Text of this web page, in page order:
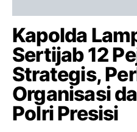
Kapolda
Sertijab 12
Strategis,
Organisasi
Polri Presisi